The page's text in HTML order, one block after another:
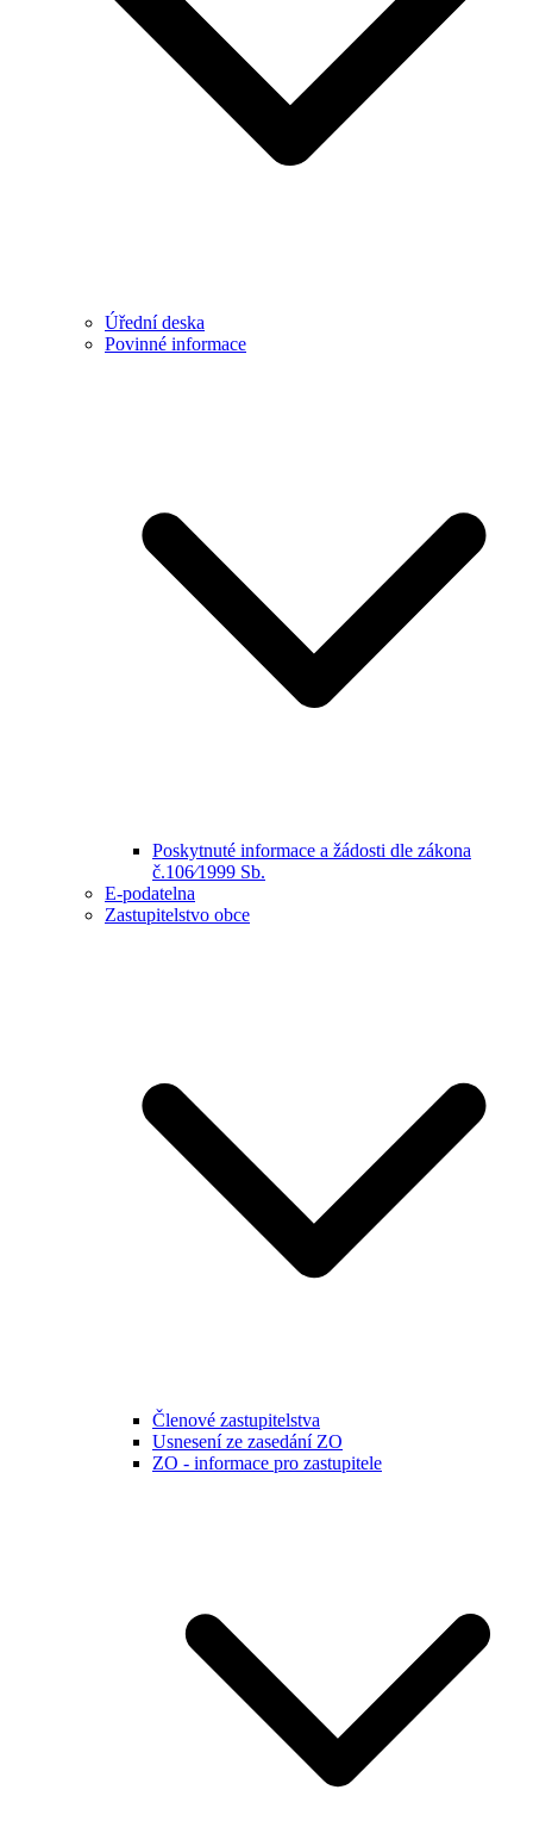
Úřední deska
Povinné informace
Poskytnuté informace a žádosti dle zákona
č.106⁄1999 Sb.
E-podatelna
Zastupitelstvo obce
Členové zastupitelstva
Usnesení ze zasedání ZO
ZO - informace pro zastupitele